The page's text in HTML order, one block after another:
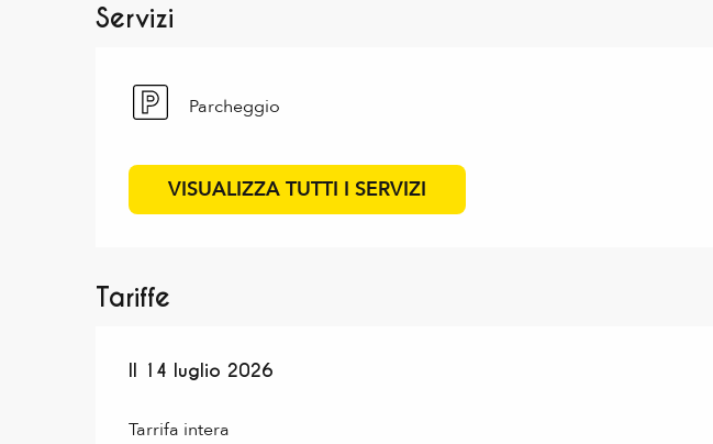
Servizi
Parcheggio
VISUALIZZA TUTTI I SERVIZI
Tariffe
Il 14 luglio 2026
Il 14 luglio 2026
Tarrifa intera